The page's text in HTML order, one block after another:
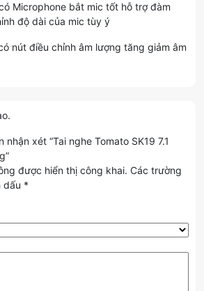
bắt mic tốt hỗ trợ đàm
độ dài của mic tùy ý
điều chỉnh âm lượng tăng giảm âm
xét “Tai nghe Tomato SK19 7.1
được hiển thị công khai. Các trường
dấu *